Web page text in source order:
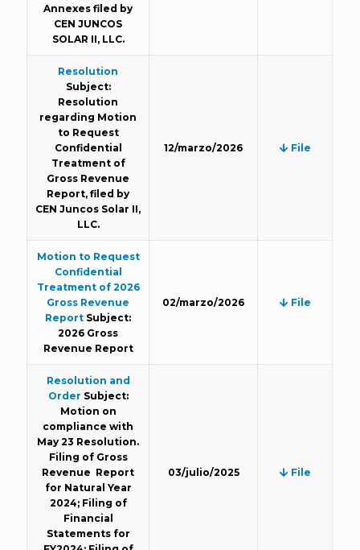
Annexes filed by
CEN JUNCOS
SOLAR II, LLC.
Resolution
Subject:
Resolution
regarding Motion
to Request
Confidential
Treatment of
Gross Revenue
Report, filed by
CEN Juncos Solar II,
LLC.
12/marzo/2026 File
Motion to Request
Confidential
Treatment of 2026
Gross Revenue
Report Subject:
2026 Gross
Revenue Report
02/marzo/2026 File
Resolution and
Order Subject:
Motion on
compliance with
May 23 Resolution.
Filing of Gross
Revenue Report
for Natural Year
2024; Filing of
Financial
Statements for
03/julio/2025 File